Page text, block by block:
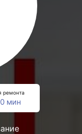
ремонта
мин